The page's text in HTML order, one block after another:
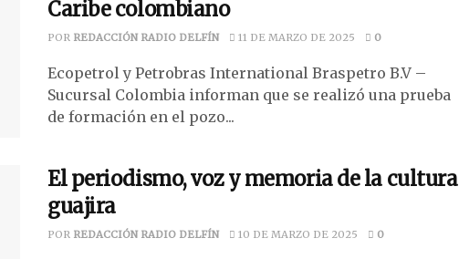
Caribe colombiano
POR REDACCIÓN RADIO DELFÍN 11 DE MARZO DE 2025 0
Ecopetrol y Petrobras International Braspetro B.V –
Sucursal Colombia informan que se realizó una prueba
de formación en el pozo...
El periodismo, voz y memoria de la cultura
guajira
POR REDACCIÓN RADIO DELFÍN 10 DE MARZO DE 2025 0